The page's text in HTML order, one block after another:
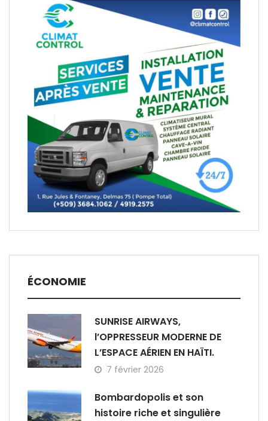
ÉCONOMIE
SUNRISE AIRWAYS,
l’OPPRESSEUR MODERNE DE
L’ESPACE AÉRIEN EN HAÏTI.
7 février 2026
Bombardopolis et son
histoire riche et singulière